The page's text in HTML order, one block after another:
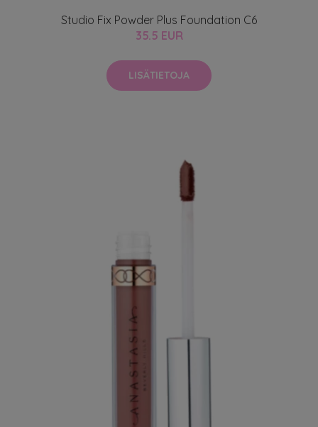
Studio Fix Powder Plus Foundation C6
35.5 EUR
LISÄTIETOJA